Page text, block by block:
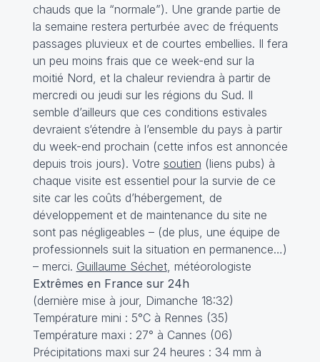
chauds que la “normale”). Une grande partie de
la semaine restera perturbée avec de fréquents
passages pluvieux et de courtes embellies. Il fera
un peu moins frais que ce week-end sur la
moitié Nord, et la chaleur reviendra à partir de
mercredi ou jeudi sur les régions du Sud. Il
semble d’ailleurs que ces conditions estivales
devraient s‘étendre à l’ensemble du pays à partir
du week-end prochain (cette infos est annoncée
depuis trois jours). Votre soutien (liens pubs) à
chaque visite est essentiel pour la survie de ce
site car les coûts d’hébergement, de
développement et de maintenance du site ne
sont pas négligeables – (de plus, une équipe de
professionnels suit la situation en permanence…)
– merci. Guillaume Séchet, météorologiste
Extrêmes en France sur 24h
(dernière mise à jour, Dimanche 18:32)
Température mini : 5°C à Rennes (35)
Température maxi : 27° à Cannes (06)
Précipitations maxi sur 24 heures : 34 mm à